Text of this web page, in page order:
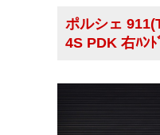
ポルシェ
4S PDK 右ﾊﾝ